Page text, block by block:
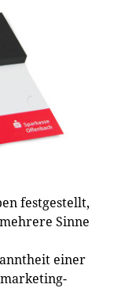
festgestellt,
Sinne
einer